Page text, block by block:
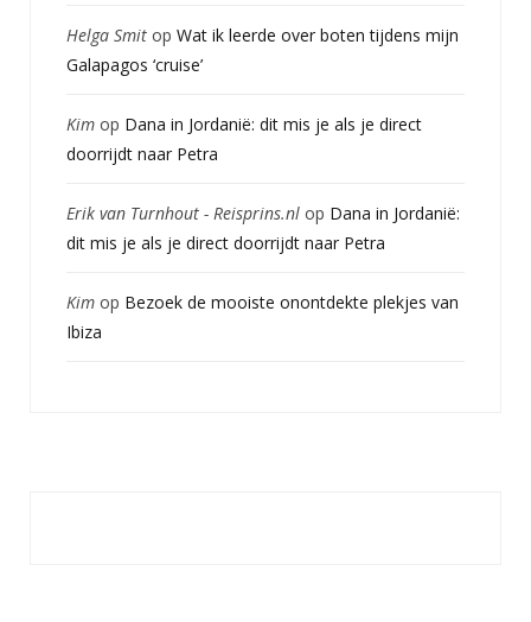
Helga Smit op Wat ik leerde over boten tijdens mijn
Galapagos ‘cruise’
Kim op Dana in Jordanië: dit mis je als je direct
doorrijdt naar Petra
Erik van Turnhout - Reisprins.nl op Dana in Jordanië:
dit mis je als je direct doorrijdt naar Petra
Kim op Bezoek de mooiste onontdekte plekjes van
Ibiza